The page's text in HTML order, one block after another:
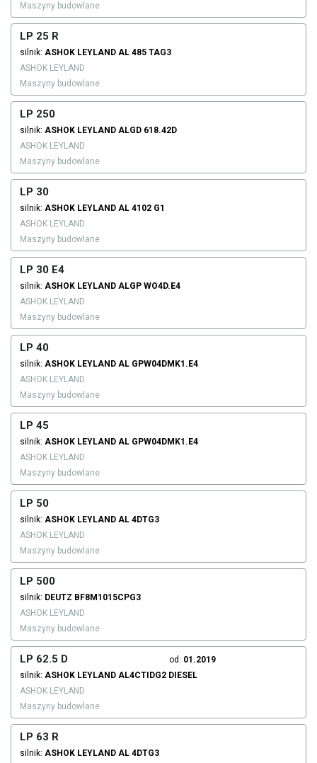
Maszyny budowlane
LP 25 R
silnik: ASHOK LEYLAND AL 485 TAG3
ASHOK LEYLAND
Maszyny budowlane
LP 250
silnik: ASHOK LEYLAND ALGD 618.42D
ASHOK LEYLAND
Maszyny budowlane
LP 30
silnik: ASHOK LEYLAND AL 4102 G1
ASHOK LEYLAND
Maszyny budowlane
LP 30 E4
silnik: ASHOK LEYLAND ALGP WO4D.E4
ASHOK LEYLAND
Maszyny budowlane
LP 40
silnik: ASHOK LEYLAND AL GPW04DMK1.E4
ASHOK LEYLAND
Maszyny budowlane
LP 45
silnik: ASHOK LEYLAND AL GPW04DMK1.E4
ASHOK LEYLAND
Maszyny budowlane
LP 50
silnik: ASHOK LEYLAND AL 4DTG3
ASHOK LEYLAND
Maszyny budowlane
LP 500
silnik: DEUTZ BF8M1015CPG3
ASHOK LEYLAND
Maszyny budowlane
LP 62.5 D od: 01.2019
silnik: ASHOK LEYLAND AL4CTIDG2 DIESEL
ASHOK LEYLAND
Maszyny budowlane
LP 63 R
silnik: ASHOK LEYLAND AL 4DTG3